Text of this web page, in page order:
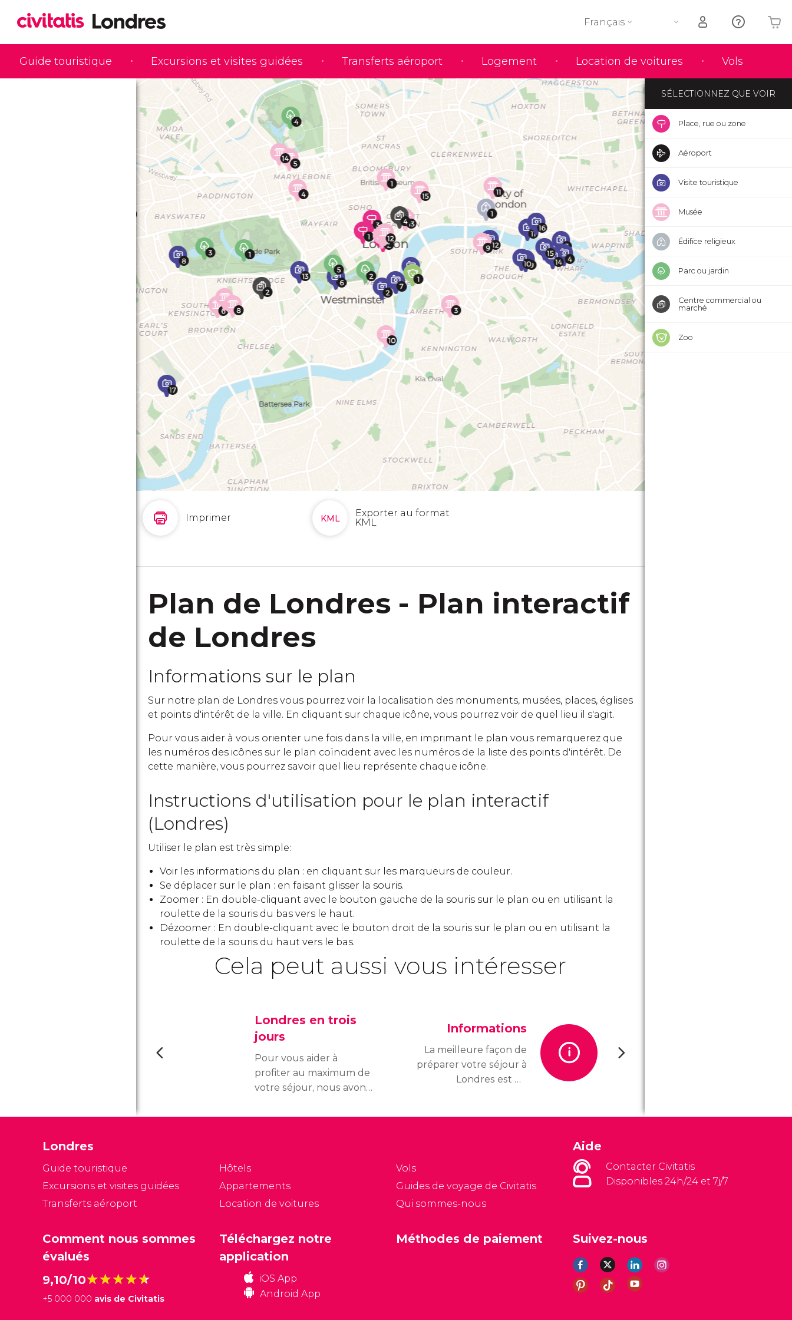
Guide touristique Excursions et visites guidées Transferts aéroport Logement Location de voitures Vols
Français
Imprimer
Exporter au format
KML
Plan de Londres - Plan interactif
de Londres
Informations sur le plan
Sur notre plan de Londres vous pourrez voir la localisation des monuments, musées, places, églises
et points d'intérêt de la ville. En cliquant sur chaque icône, vous pourrez voir de quel lieu il s'agit.
Pour vous aider à vous orienter une fois dans la ville, en imprimant le plan vous remarquerez que
les numéros des icônes sur le plan coïncident avec les numéros de la liste des points d'intérêt. De
cette manière, vous pourrez savoir quel lieu représente chaque icône.
Instructions d'utilisation pour le plan interactif
(Londres)
Utiliser le plan est très simple:
Voir les informations du plan : en cliquant sur les marqueurs de couleur.
Se déplacer sur le plan : en faisant glisser la souris.
Zoomer : En double-cliquant avec le bouton gauche de la souris sur le plan ou en utilisant la
roulette de la souris du bas vers le haut.
Dézoomer : En double-cliquant avec le bouton droit de la souris sur le plan ou en utilisant la
roulette de la souris du haut vers le bas.
Cela peut aussi vous intéresser
Londres en trois
jours
Pour vous aider à
profiter au maximum de
votre séjour, nous avons
trois jours qui vous
faut voir à Londres en
trois jours.
Informations
La meilleure façon de
préparer votre séjour à
Londres est de
SÉLECTIONNEZ QUE VOIR
Place, rue ou zone
Aéroport
Visite touristique
Musée
Édifice religieux
Parc ou jardin
Centre commercial ou
marché
Zoo
Londres
Guide touristique
Excursions et visites guidées
Transferts aéroport
Hôtels
Appartements
Location de voitures
Vols
Guides de voyage de Civitatis
Qui sommes-nous
Aide
Contacter Civitatis
Disponibles 24h/24 et 7j/7
Comment nous sommes
évalués
9,10/10★★★★★
★★★★★
+5 000 000 avis de Civitatis
Suivez-nous
Téléchargez notre
application
iOS App
Android App
Méthodes de paiement